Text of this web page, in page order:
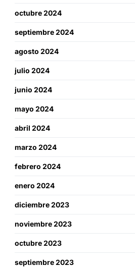
octubre 2024
septiembre 2024
agosto 2024
julio 2024
junio 2024
mayo 2024
abril 2024
marzo 2024
febrero 2024
enero 2024
diciembre 2023
noviembre 2023
octubre 2023
septiembre 2023